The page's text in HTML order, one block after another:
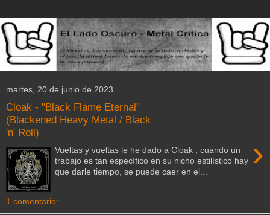
martes, 20 de junio de 2023
Cloak - "Black Flame Eternal"
(Blackened Heavy Metal / Black
'n' Roll)
›
Vueltas y vueltas le he dado a Cloak ; cuando un
trabajo es tan específico en su nicho estilístico hay
que darle tiempo, se puede caer en el...
1 comentario: